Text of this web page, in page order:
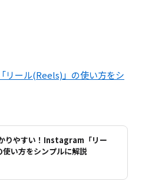
ール(Reels)」の使い方をシ
りやすい！Instagram「リー
い方をシンプルに解説